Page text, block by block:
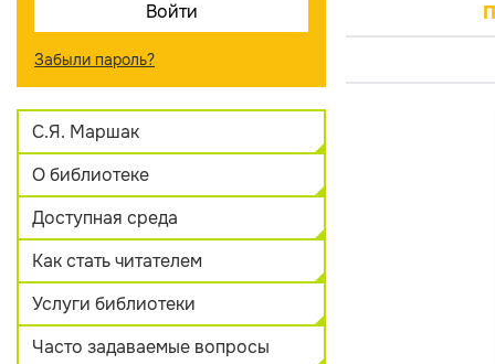
Забыли пароль?
С.Я. Маршак
О библиотеке
Доступная среда
Как стать читателем
Услуги библиотеки
Часто задаваемые вопросы